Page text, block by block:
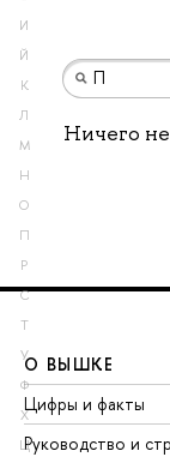
И
Й
К
Л
М
Н
О
П
Р
С
Т
У
Ф
Х
Ц
Ничего
О ВЫШКЕ
Цифры и факты
Руководство и